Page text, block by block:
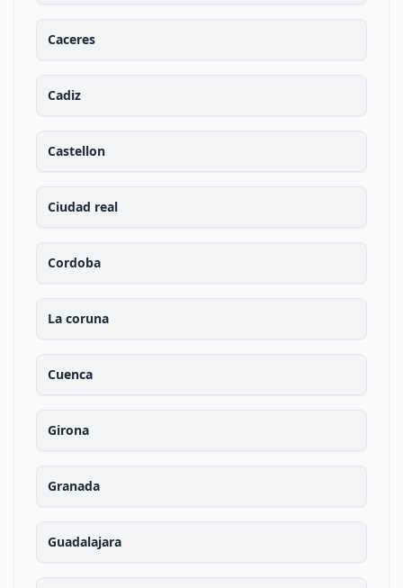
Caceres
Cadiz
Castellon
Ciudad real
Cordoba
La coruna
Cuenca
Girona
Granada
Guadalajara